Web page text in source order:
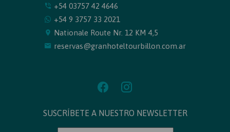
+54 03757 42 4646
+54 9 3757 33 2021
Nationale Route Nr. 12 KM 4,5
reservas@granhoteltourbillon.com.ar
SUSCRÍBETE A NUESTRO NEWSLETTER